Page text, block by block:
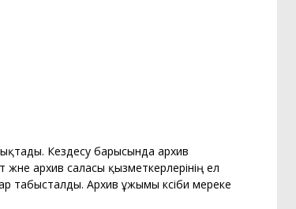
Кездесу барысында архив
және архив саласы қызметкерлерінің ел
табысталды. Архив ұжымы кәсіби мереке